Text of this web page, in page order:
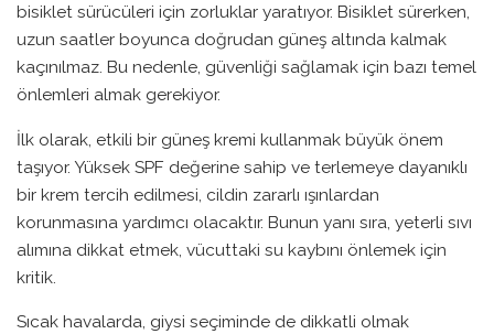
bisiklet sürücüleri için zorluklar yaratıyor. Bisiklet sürerken,
uzun saatler boyunca doğrudan güneş altında kalmak
kaçınılmaz. Bu nedenle, güvenliği sağlamak için bazı temel
önlemleri almak gerekiyor.
İlk olarak, etkili bir güneş kremi kullanmak büyük önem
taşıyor. Yüksek SPF değerine sahip ve terlemeye dayanıklı
bir krem tercih edilmesi, cildin zararlı ışınlardan
korunmasına yardımcı olacaktır. Bunun yanı sıra, yeterli sıvı
alımına dikkat etmek, vücuttaki su kaybını önlemek için
kritik.
Sıcak havalarda, giysi seçiminde de dikkatli olmak